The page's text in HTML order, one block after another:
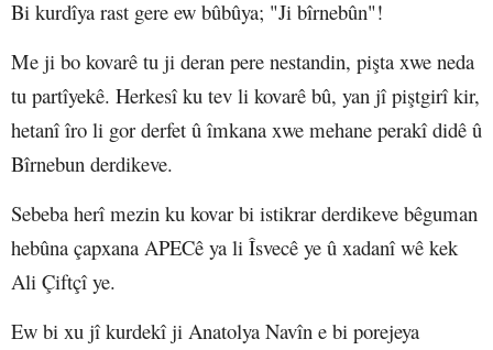
Bi kurdîya rast gere ew bûbûya; "Ji bîrnebûn"!
Me ji bo kovarê tu ji deran pere nestandin, pişta xwe neda
tu partîyekê. Herkesî ku tev li kovarê bû, yan jî piştgirî kir,
hetanî îro li gor derfet û îmkana xwe mehane perakî didê û
Bîrnebun derdikeve.
Sebeba herî mezin ku kovar bi istikrar derdikeve bêguman
hebûna çapxana APECê ya li Îsvecê ye û xadanî wê kek
Ali Çiftçî ye.
Ew bi xu jî kurdekî ji Anatolya Navîn e bi porejeya